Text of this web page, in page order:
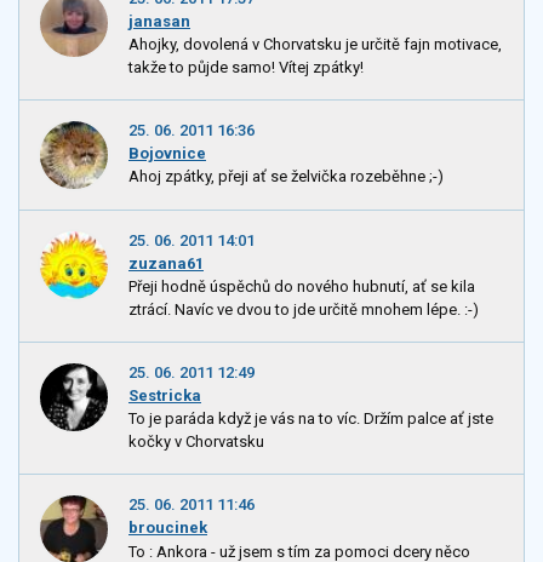
janasan
Ahojky, dovolená v Chorvatsku je určitě fajn motivace,
takže to půjde samo! Vítej zpátky!
25. 06. 2011 16:36
Bojovnice
Ahoj zpátky, přeji ať se želvička rozeběhne ;-)
25. 06. 2011 14:01
zuzana61
Přeji hodně úspěchů do nového hubnutí, ať se kila
ztrácí. Navíc ve dvou to jde určitě mnohem lépe. :-)
25. 06. 2011 12:49
Sestricka
To je paráda když je vás na to víc. Držím palce ať jste
kočky v Chorvatsku
25. 06. 2011 11:46
broucinek
To : Ankora - už jsem s tím za pomoci dcery něco